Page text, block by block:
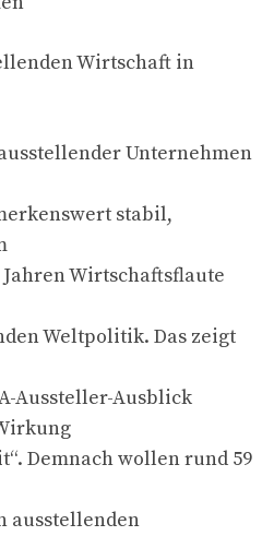
Wirtschaft in
Unternehmen
stabil,
Wirtschaftsflaute
Weltpolitik. Das zeigt
Aussteller-Ausblick
Demnach wollen rund 59
ausstellenden